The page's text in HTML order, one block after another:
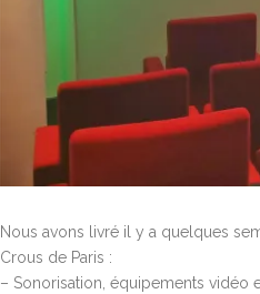
Nous avons livré il y a quelques
Crous de Paris :
– Sonorisation, équipements vidéo